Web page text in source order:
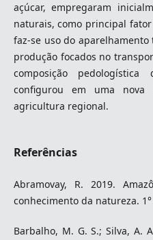
açúcar, empregaram
naturais, como principal
faz-se uso do
produção focados no
composição
configurou em uma nova
agricultura regional.
Referências
Abramovay, R. 2019.
conhecimento da natureza.
Barbalho, M. G. S.; Silva, A.